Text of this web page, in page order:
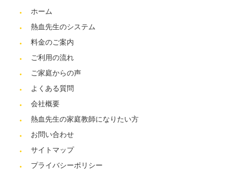
ホーム
熱血先生のシステム
料金のご案内
ご利用の流れ
ご家庭からの声
よくある質問
会社概要
熱血先生の家庭教師になりたい方
お問い合わせ
サイトマップ
プライバシーポリシー